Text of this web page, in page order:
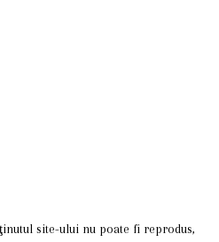
site-ului nu poate fi reprodus,